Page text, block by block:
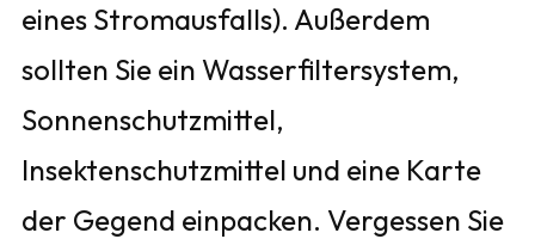
eines Stromausfalls). Außerdem
sollten Sie ein Wasserfiltersystem,
Sonnenschutzmittel,
Insektenschutzmittel und eine Karte
der Gegend einpacken. Vergessen Sie